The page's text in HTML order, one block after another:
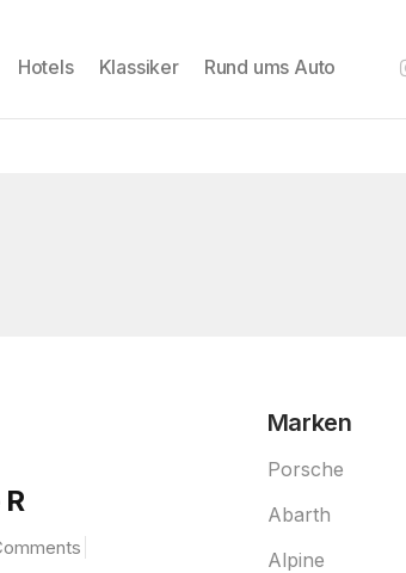
Hotels Klassiker Rund ums Auto
Marken
Porsche
Abarth
Alpine